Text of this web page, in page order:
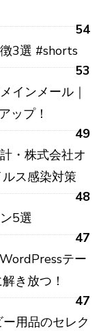
54
3選 #shorts
53
インメール｜
ップ！
49
・株式会社オ
ス感染対策
48
5選
47
テー
解き放つ！
47
用品のセレク